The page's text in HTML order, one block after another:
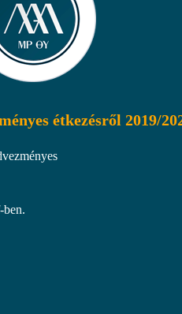
étkezésről 2019/
ben.